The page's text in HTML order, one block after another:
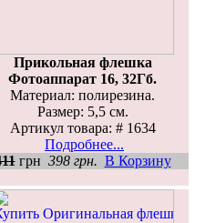
Прикольная флешка
Фотоаппарат 16, 32Гб.
Материал: полирезина.
Размер: 5,5 см.
Артикул товара: # 1634
Подробнее...
грн 398 грн. В Корзину